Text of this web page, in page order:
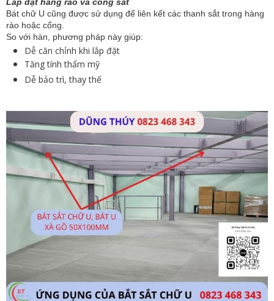
Bát chữ U cũng được sử dụng để liên kết các thanh sắt trong hàng
rào hoặc cổng.
So với hàn, phương pháp này giúp:
Dễ căn chỉnh khi lắp đặt
Tăng tính thẩm mỹ
Dễ bảo trì, thay thế